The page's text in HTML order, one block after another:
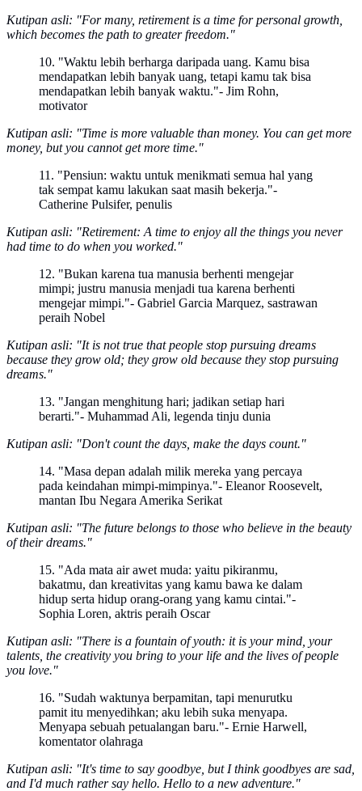
Kutipan asli: "For many, retirement is a time for personal growth,
which becomes the path to greater freedom."
10. "Waktu lebih berharga daripada uang. Kamu bisa
mendapatkan lebih banyak uang, tetapi kamu tak bisa
mendapatkan lebih banyak waktu."- Jim Rohn,
motivator
Kutipan asli: "Time is more valuable than money. You can get more
money, but you cannot get more time."
11. "Pensiun: waktu untuk menikmati semua hal yang
tak sempat kamu lakukan saat masih bekerja."-
Catherine Pulsifer, penulis
Kutipan asli: "Retirement: A time to enjoy all the things you never
had time to do when you worked."
12. "Bukan karena tua manusia berhenti mengejar
mimpi; justru manusia menjadi tua karena berhenti
mengejar mimpi."- Gabriel Garcia Marquez, sastrawan
peraih Nobel
Kutipan asli: "It is not true that people stop pursuing dreams
because they grow old; they grow old because they stop pursuing
dreams."
13. "Jangan menghitung hari; jadikan setiap hari
berarti."- Muhammad Ali, legenda tinju dunia
Kutipan asli: "Don't count the days, make the days count."
14. "Masa depan adalah milik mereka yang percaya
pada keindahan mimpi-mimpinya."- Eleanor Roosevelt,
mantan Ibu Negara Amerika Serikat
Kutipan asli: "The future belongs to those who believe in the beauty
of their dreams."
15. "Ada mata air awet muda: yaitu pikiranmu,
bakatmu, dan kreativitas yang kamu bawa ke dalam
hidup serta hidup orang-orang yang kamu cintai."-
Sophia Loren, aktris peraih Oscar
Kutipan asli: "There is a fountain of youth: it is your mind, your
talents, the creativity you bring to your life and the lives of people
you love."
16. "Sudah waktunya berpamitan, tapi menurutku
pamit itu menyedihkan; aku lebih suka menyapa.
Menyapa sebuah petualangan baru."- Ernie Harwell,
komentator olahraga
Kutipan asli: "It's time to say goodbye, but I think goodbyes are sad,
and I'd much rather say hello. Hello to a new adventure."